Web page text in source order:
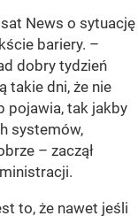
News o sytuację
bariery. –
dobry tydzień
takie dni, że nie
pojawia, tak jakby
systemów,
– zaczął
to, że nawet jeśli